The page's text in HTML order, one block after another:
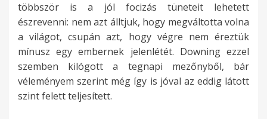
többször is a jól focizás tüneteit lehetett
észrevenni: nem azt álltjuk, hogy megváltotta volna
a világot, csupán azt, hogy végre nem éreztük
mínusz egy embernek jelenlétét. Downing ezzel
szemben kilógott a tegnapi mezőnyből, bár
véleményem szerint még így is jóval az eddig látott
szint felett teljesített.